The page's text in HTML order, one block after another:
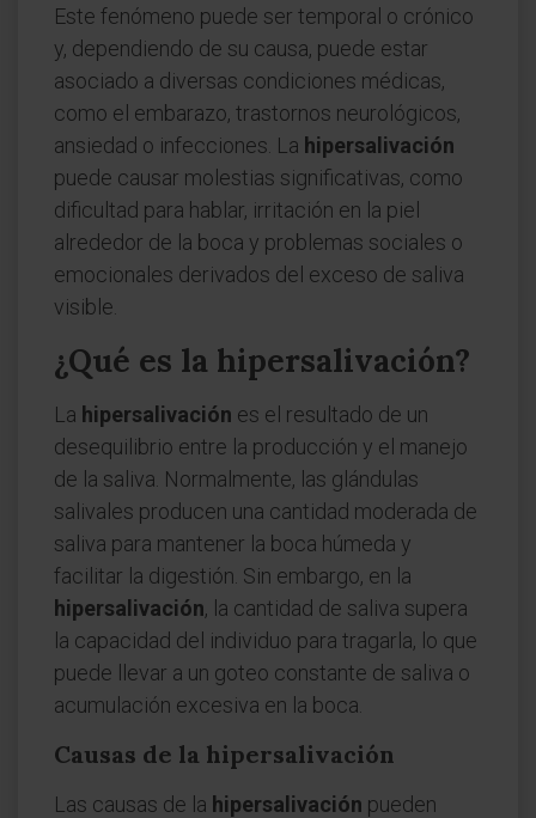
Este fenómeno puede ser temporal o crónico
y, dependiendo de su causa, puede estar
asociado a diversas condiciones médicas,
como el embarazo, trastornos neurológicos,
ansiedad o infecciones. La hipersalivación
puede causar molestias significativas, como
dificultad para hablar, irritación en la piel
alrededor de la boca y problemas sociales o
emocionales derivados del exceso de saliva
visible.
¿Qué es la hipersalivación?
La hipersalivación es el resultado de un
desequilibrio entre la producción y el manejo
de la saliva. Normalmente, las glándulas
salivales producen una cantidad moderada de
saliva para mantener la boca húmeda y
facilitar la digestión. Sin embargo, en la
hipersalivación, la cantidad de saliva supera
la capacidad del individuo para tragarla, lo que
puede llevar a un goteo constante de saliva o
acumulación excesiva en la boca.
Causas de la hipersalivación
Las causas de la hipersalivación pueden